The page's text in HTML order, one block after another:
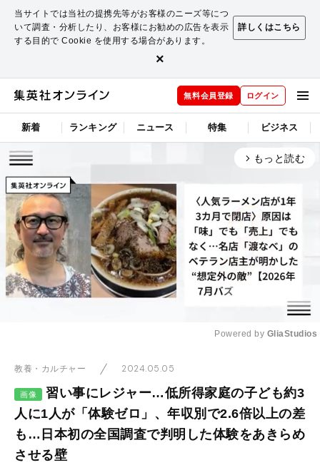
当サイトでは当社の提携先等がお客様のニーズ等につ
いて調査・分析したり、お客様にお勧めの広告を表示
する目的で Cookie を使用する場合があります。
詳しくはこちら
×
無料会員登録 ログイン
新着 ランキング ニュース 特集 ビジネス
arrow_forward_ios もっと読む
Powered by GliaStudios
教養・カルチャー 2024.05.05
画像
習い事にレジャー…低所得家庭の子ども約3
人に1人が「体験ゼロ」、年収別で2.6倍以上の差
も…日本初の全国調査で判明した体験をあきらめ
させる壁